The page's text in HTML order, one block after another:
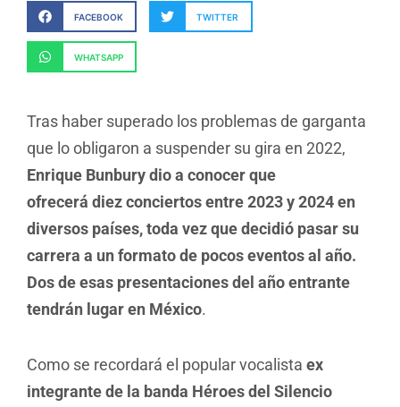
FACEBOOK TWITTER
WHATSAPP
Tras haber superado los problemas de garganta
que lo obligaron a suspender su gira en 2022,
Enrique Bunbury dio a conocer que
ofrecerá diez conciertos entre 2023 y 2024 en
diversos países, toda vez que decidió pasar su
carrera a un formato de pocos eventos al año.
Dos de esas presentaciones del año entrante
tendrán lugar en México.
Como se recordará el popular vocalista ex
integrante de la banda Héroes del Silencio